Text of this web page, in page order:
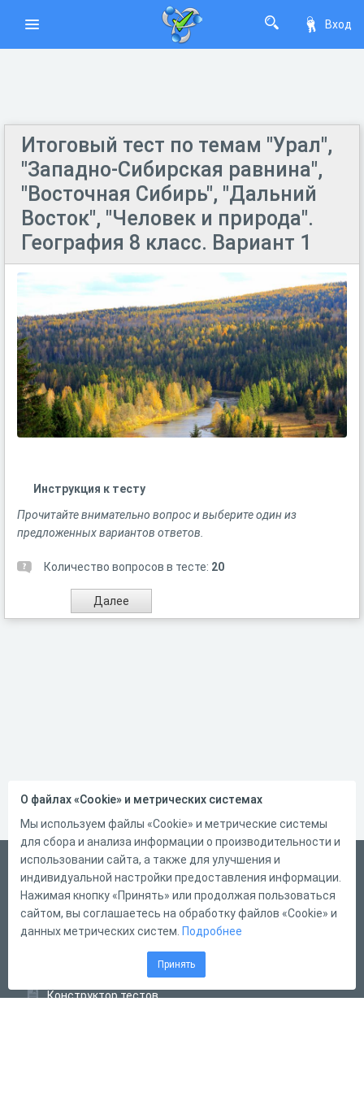
Вход
Итоговый тест по темам "Урал",
"Западно-Сибирская равнина",
"Восточная Сибирь", "Дальний
Восток", "Человек и природа".
География 8 класс. Вариант 1
Инструкция к тесту
Прочитайте внимательно вопрос и выберите один из
предложенных вариантов ответов.
Количество вопросов в тесте: 20
Русский
Справка
Форма обратной связи
Конструктор тестов
О файлах «Cookie» и метрических системах
Мы используем файлы «Cookie» и метрические системы
для сбора и анализа информации о производительности и
использовании сайта, а также для улучшения и
индивидуальной настройки предоставления информации.
Нажимая кнопку «Принять» или продолжая пользоваться
сайтом, вы соглашаетесь на обработку файлов «Cookie» и
данных метрических систем. Подробнее
Принять